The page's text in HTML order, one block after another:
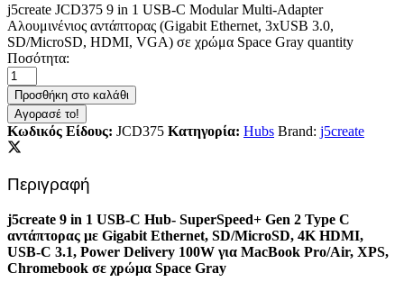
j5create JCD375 9 in 1 USB-C Modular Multi-Adapter
Αλουμινένιος αντάπτορας (Gigabit Ethernet, 3xUSB 3.0,
SD/MicroSD, HDMI, VGA) σε χρώμα Space Gray quantity
Ποσότητα:
Προσθήκη στο καλάθι
Αγορασέ το!
Κωδικός Είδους: JCD375 Κατηγορία: Hubs Brand: j5create
Περιγραφή
j5create 9 in 1 USB-C Hub- SuperSpeed+ Gen 2 Type C
αντάπτορας με Gigabit Ethernet, SD/MicroSD, 4K HDMI,
USB-C 3.1, Power Delivery 100W για MacBook Pro/Air, XPS,
Chromebook σε χρώμα Space Gray